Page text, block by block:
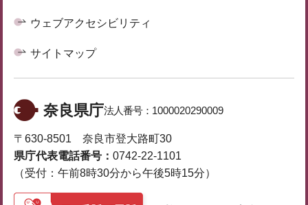
ウェブアクセシビリティ
サイトマップ
奈良県庁法人番号： 1000020290009
〒630-8501 奈良市登大路町30
県庁代表電話番号： 0742-22-1101
（受付：午前8時30分から午後5時15分）